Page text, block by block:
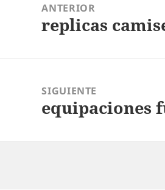
entradas
ANTERIOR
Entrada
replicas
SIGUIENTE
Entrada
equipaciones